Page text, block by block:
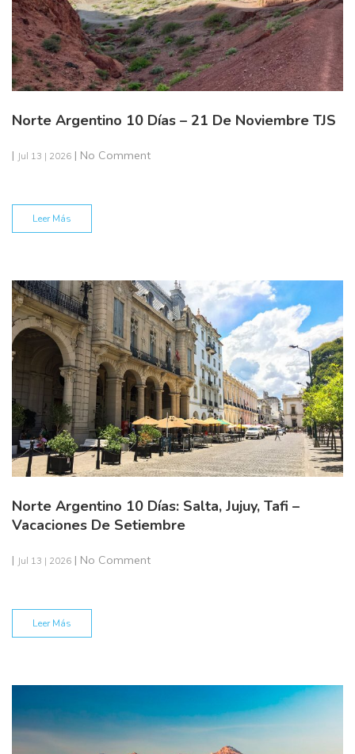
Norte Argentino 10 Días – 21 De Noviembre TJS
| Jul 13 | 2026 | No Comment
Leer Más
Norte Argentino 10 Días: Salta, Jujuy, Tafi –
Vacaciones De Setiembre
| Jul 13 | 2026 | No Comment
Leer Más